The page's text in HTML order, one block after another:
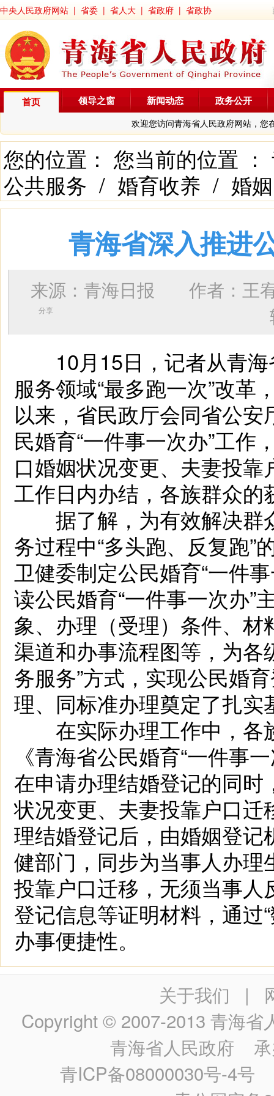
中央人民政府网站 | 省委 | 省人大 | 省政府 | 省政协
首页
欢迎您访问青海省人民政府网站，您
领导之窗 新闻动态 政务公开
您的位置： 您当前的位置 ：
公共服务 / 婚育收养 / 婚姻
青海省深入推进
来源：青海日报 作者： 王
分享
10月15日，记者从青海
服务领域“最多跑一次”改
以来，省民政厅会同省公
民婚育“一件事一次办”工
口婚姻状况变更、夫妻投
工作日内办结，各族群众
据了解，为有效解决群
务过程中“多头跑、反复跑”
卫健委制定公民婚育“一件
读公民婚育“一件事一次办”
象、办理（受理）条件、
渠道和办事流程图等，为各
务服务”方式，实现公民婚
理、同标准办理奠定了扎实
在实际办理工作中，各
《青海省公民婚育“一件事
在申请办理结婚登记的同
状况变更、夫妻投靠户口
理结婚登记后，由婚姻登
健部门，同步为当事人办
投靠户口迁移，无须当事
登记信息等证明材料，通过
办事便捷性。
关于我们 |
Copyright © 2007-2013 青海省
青海省人民政府 承
青ICP备08000030号-4号